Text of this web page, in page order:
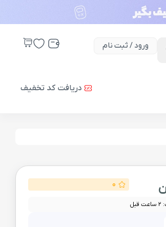
ورود / ثبت نام
دریافت کد تخفیف
0